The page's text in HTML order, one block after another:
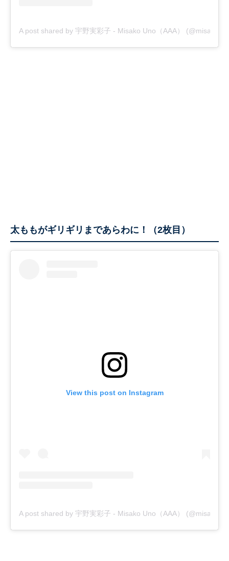
A post shared by 宇野実彩子 - Misako Uno（AAA）
太ももがギリギリまであらわに！（2枚目）
View this post on Instagram
A post shared by 宇野実彩子 - Misako Uno（AAA）